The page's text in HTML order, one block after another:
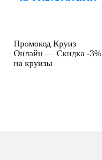
Промокод Круиз
Онлайн — Скидка -3%
на круизы